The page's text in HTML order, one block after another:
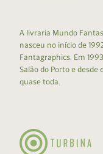
A livraria Mundo
nasceu no início de
Fantagraphics. Em
Salão do Porto e desde
quase toda.